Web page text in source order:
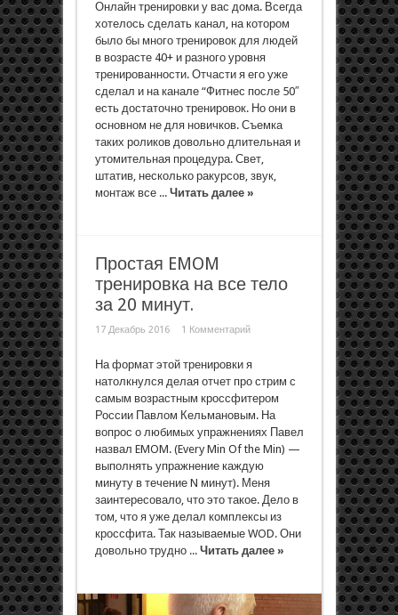
Онлайн тренировки у вас дома. Всегда
хотелось сделать канал, на котором
было бы много тренировок для людей
в возрасте 40+ и разного уровня
тренированности. Отчасти я его уже
сделал и на канале “Фитнес после 50″
есть достаточно тренировок. Но они в
основном не для новичков. Съемка
таких роликов довольно длительная и
утомительная процедура. Свет,
штатив, несколько ракурсов, звук,
монтаж все ... Читать далее »
Простая EMOM
тренировка на все тело
за 20 минут.
17 Декабрь 2016 1 Комментарий
На формат этой тренировки я
натолкнулся делая отчет про стрим с
самым возрастным кроссфитером
России Павлом Кельмановым. На
вопрос о любимых упражнениях Павел
назвал EMOM. (Every Min Of the Min) —
выполнять упражнение каждую
минуту в течение N минут). Меня
заинтересовало, что это такое. Дело в
том, что я уже делал комплексы из
кроссфита. Так называемые WOD. Они
довольно трудно ... Читать далее »